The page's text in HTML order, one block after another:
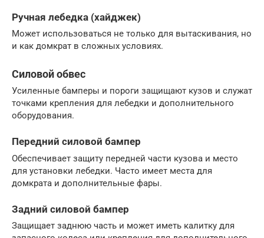
Ручная лебедка (хайджек)
Может использоваться не только для вытаскивания, но
и как домкрат в сложных условиях.
Силовой обвес
Усиленные бамперы и пороги защищают кузов и служат
точками крепления для лебедки и дополнительного
оборудования.
Передний силовой бампер
Обеспечивает защиту передней части кузова и место
для установки лебедки. Часто имеет места для
домкрата и дополнительные фары.
Задний силовой бампер
Защищает заднюю часть и может иметь калитку для